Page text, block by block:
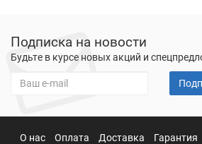
Подписка на новости
Будьте в курсе новых акций и
О нас Оплата Доставка Гарантия